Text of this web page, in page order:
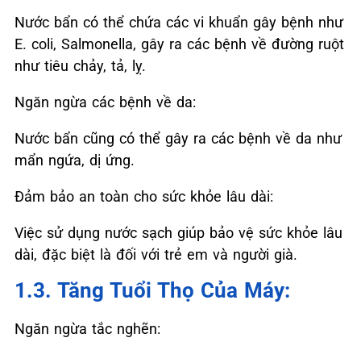
Nước bẩn có thể chứa các vi khuẩn gây bệnh như
E. coli, Salmonella, gây ra các bệnh về đường ruột
như tiêu chảy, tả, lỵ.
Ngăn ngừa các bệnh về da:
Nước bẩn cũng có thể gây ra các bệnh về da như
mẩn ngứa, dị ứng.
Đảm bảo an toàn cho sức khỏe lâu dài:
Việc sử dụng nước sạch giúp bảo vệ sức khỏe lâu
dài, đặc biệt là đối với trẻ em và người già.
1.3. Tăng Tuổi Thọ Của Máy:
Ngăn ngừa tắc nghẽn: